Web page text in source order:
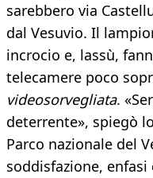
sarebbero via
dal Vesuvio. Il
incrocio e, lassù,
telecamere poco
videosorvegliata.
deterrente», spiegò
Parco nazionale del
soddisfazione,